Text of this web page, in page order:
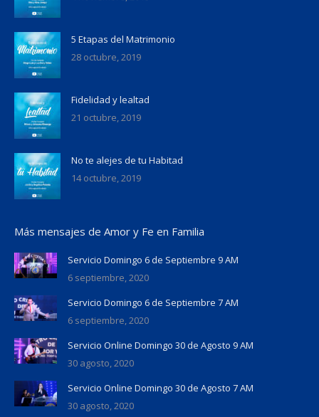
5 Etapas del Matrimonio
28 octubre, 2019
Fidelidad y lealtad
21 octubre, 2019
No te alejes de tu Habitad
14 octubre, 2019
Más mensajes de Amor y Fe en Familia
Servicio Domingo 6 de Septiembre 9 AM
6 septiembre, 2020
Servicio Domingo 6 de Septiembre 7 AM
6 septiembre, 2020
Servicio Online Domingo 30 de Agosto 9 AM
30 agosto, 2020
Servicio Online Domingo 30 de Agosto 7 AM
30 agosto, 2020